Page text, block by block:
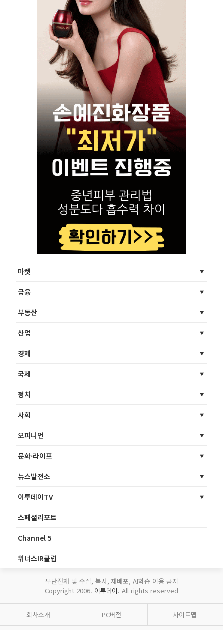
마켓
금융
부동산
산업
경제
국제
정치
사회
오피니언
문화·라이프
뉴스발전소
이투데이TV
스페셜리포트
Channel 5
위너스IR클럽
무단전재 및 수집, 복사, 재배포, AI학습 이용 금지
Copyright 2006. 이투데이. All rights reserved
회사소개 PC버전 사이트맵